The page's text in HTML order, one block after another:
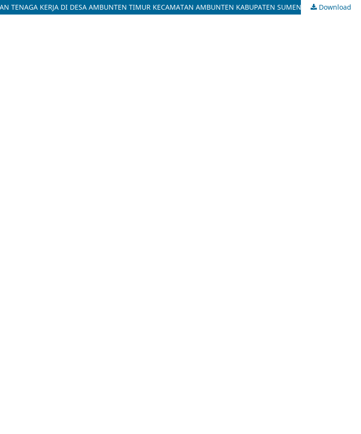
TENAGA KERJA DI DESA AMBUNTEN TIMUR KECAMATAN AMBUNTEN KABUPATEN SUMENEP Download